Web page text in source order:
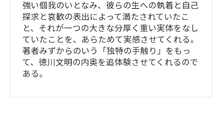
強い個我のいとなみ、彼らの生への執着と自己
探求と哀歓の表出によって満たされていたこ
と、それが一つの大きな分厚く重い実体をなし
ていたことを、あらためて実感させてくれる。
著者みずからのいう「独特の手触り」をもっ
て、徳川文明の内奥を追体験させてくれるので
ある。